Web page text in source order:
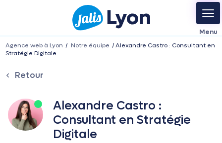
Agence web à Lyon Notre équipe
Alexandre Castro : Consultant en
Stratégie Digitale
Retour
Alexandre Castro :
Consultant en Stratégie
Digitale